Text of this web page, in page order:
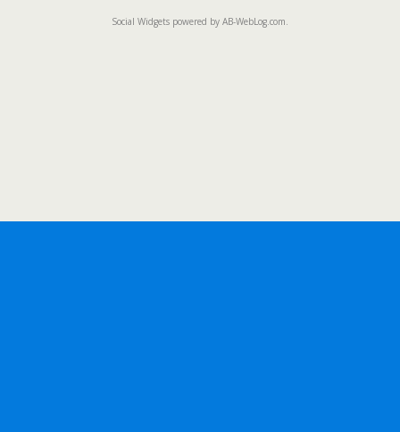
Social Widgets powered by AB-WebLog.com.